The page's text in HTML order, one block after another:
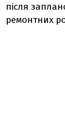
після
ремонтних